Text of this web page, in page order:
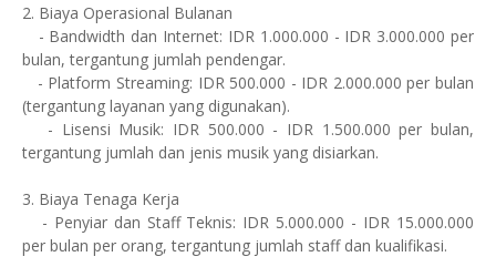
2. Biaya Operasional Bulanan
- Bandwidth dan Internet: IDR 1.000.000 - IDR 3.000.000 per
bulan, tergantung jumlah pendengar.
- Platform Streaming: IDR 500.000 - IDR 2.000.000 per bulan
(tergantung layanan yang digunakan).
- Lisensi Musik: IDR 500.000 - IDR 1.500.000 per bulan,
tergantung jumlah dan jenis musik yang disiarkan.
3. Biaya Tenaga Kerja
- Penyiar dan Staff Teknis: IDR 5.000.000 - IDR 15.000.000
per bulan per orang, tergantung jumlah staff dan kualifikasi.